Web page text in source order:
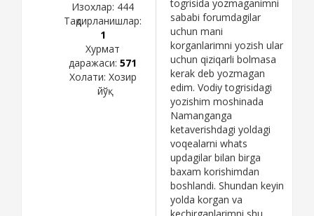
Изохлар: 444
Тақдирланишлар:
1
Хурмат
даражаси: 571
Холати: Хозир
йўқ
togrisida yozmaganimni
sababi forumdagilar
uchun mani
korganlarimni yozish ular
uchun qiziqarli bolmasa
kerak deb yozmagan
edim. Vodiy togrisidagi
yozishim moshinada
Namanganga
ketaverishdagi yoldagi
voqealarni whats
updagilar bilan birga
baxam korishimdan
boshlandi. Shundan keyin
yolda korgan va